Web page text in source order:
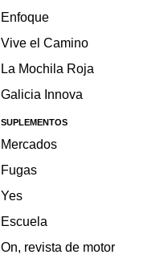
Enfoque
Vive el Camino
La Mochila Roja
Galicia Innova
SUPLEMENTOS
Mercados
Fugas
Yes
Escuela
On, revista de motor